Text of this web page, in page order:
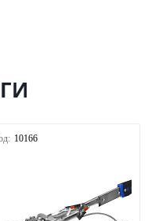
10166